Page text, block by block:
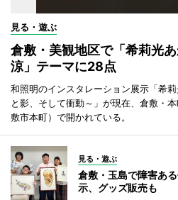
見る・遊ぶ
倉敷・美観地区で「希莉光
涼」テーマに28点
和照明のインスタレーション展示「希
と影、そして衝動～」が現在、倉敷・
敷市本町）で開かれている。
見る・遊ぶ
倉敷・玉島で障害あ
示、グッズ販売も